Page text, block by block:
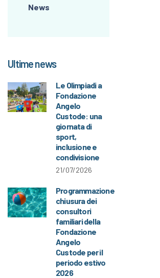
News
Ultime news
Le Olimpiadi a
Fondazione
Angelo
Custode: una
giornata di
sport,
inclusione e
condivisione
21/07/2026
Programmazione
chiusura dei
consultori
familiari della
Fondazione
Angelo
Custode per il
periodo estivo
2026